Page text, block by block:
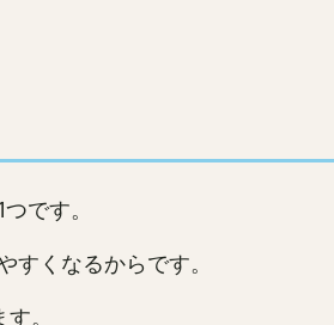
です。
くなるからです。
。